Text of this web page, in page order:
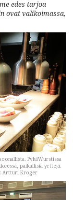
edes tarjoa
ovat valikoimassa,
PyhäWurstissa
paikallisia yrttejä.
Artturi Kroger